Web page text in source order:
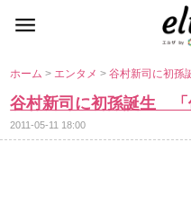
ホーム> エンタメ>谷村新司に初
谷村新司に初孫誕生 「
2011-05-11 18:00